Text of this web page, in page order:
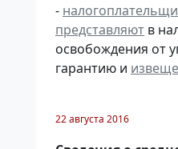
-
представляют в
освобождения от
гарантию и
22 августа 2016